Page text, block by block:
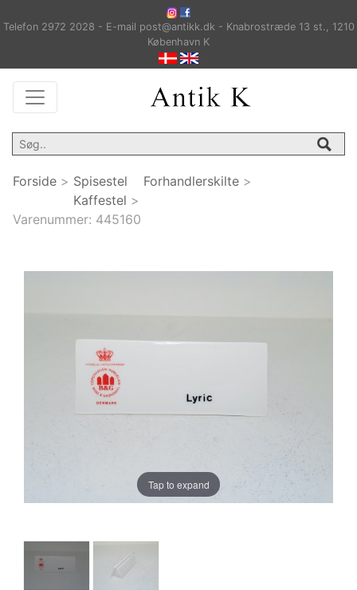
Telefon 2972 2028 - E-mail post@antikk.dk - Knabrostræde 13 st., 1210
København K
Forside > Spisestel
Kaffestel >
Forhandlerskilte >
Varenummer: 445160
Tap to expand